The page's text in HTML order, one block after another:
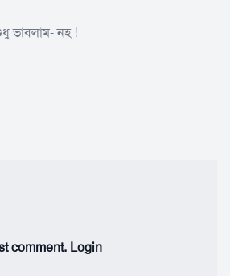
ভাবলাম- নহ !
comment. Login